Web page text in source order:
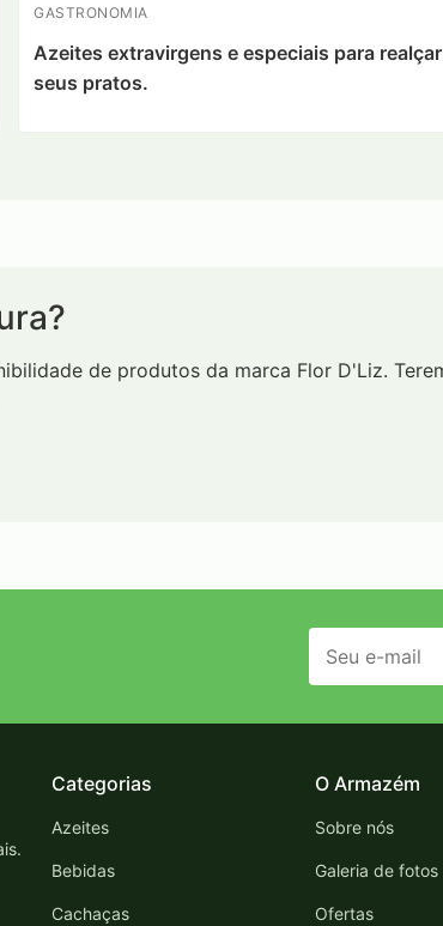
GASTRONOMIA
Azeites extravirgens e especiais para realçar
seus pratos.
de produtos da marca Flor D'Liz.
Categorias
Azeites
Bebidas
Cachaças
O Armazém
Sobre nós
Galeria de fotos
Ofertas